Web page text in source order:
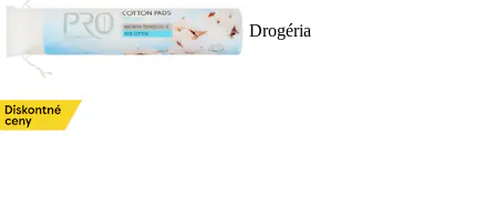
Drogéria